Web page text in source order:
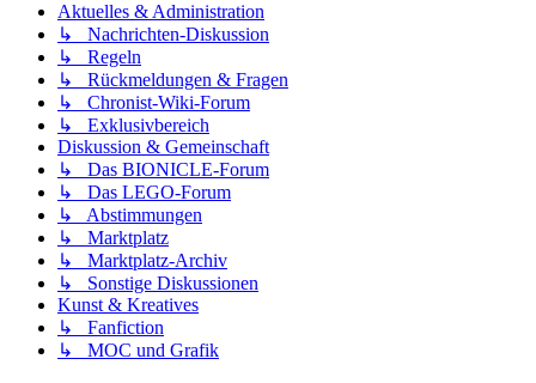
Aktuelles & Administration
↳ Nachrichten-Diskussion
↳ Regeln
↳ Rückmeldungen & Fragen
↳ Chronist-Wiki-Forum
↳ Exklusivbereich
Diskussion & Gemeinschaft
↳ Das BIONICLE-Forum
↳ Das LEGO-Forum
↳ Abstimmungen
↳ Marktplatz
↳ Marktplatz-Archiv
↳ Sonstige Diskussionen
Kunst & Kreatives
↳ Fanfiction
↳ MOC und Grafik